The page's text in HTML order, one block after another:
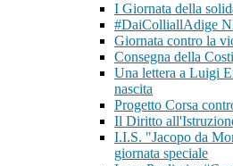
I Giornata della
#DaiColliallAdige
Giornata contro la
Consegna della
Una lettera a Luigi
nascita
Progetto Corsa
Il Diritto
I.I.S. "Jacopo da
giornata speciale